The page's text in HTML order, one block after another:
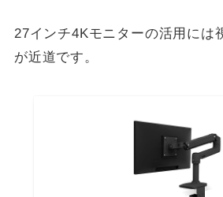
27インチ4Kモニターの活用には
が近道です。